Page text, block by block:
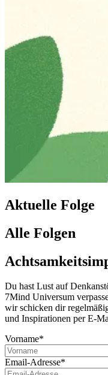
Aktuelle Folge
Alle Folgen
Du hast Lust auf
7Mind Universum
wir schicken dir
und Inspirationen per E-
Vorname*
Email-Adresse*